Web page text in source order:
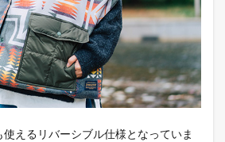
えるリバーシブル仕様となっていま